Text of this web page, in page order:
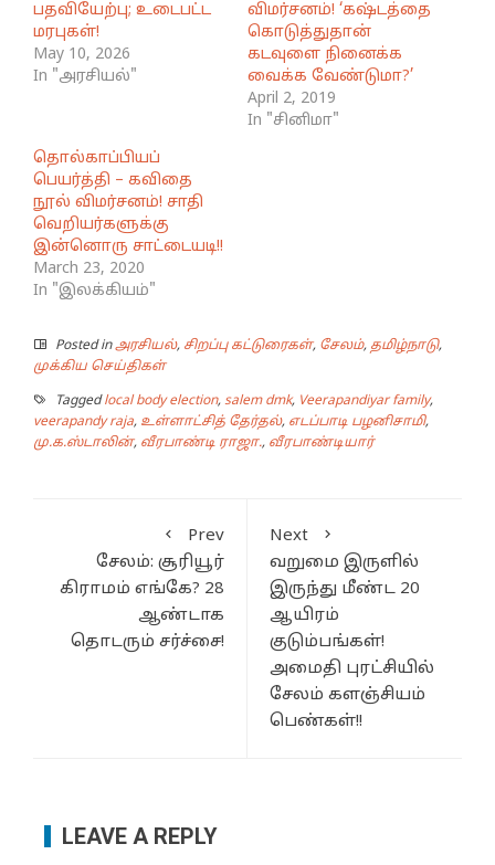
பதவியேற்பு; உடைபட்ட
மரபுகள்!
May 10, 2026
In "அரசியல்"
விமர்சனம்! ‘கஷ்டத்தை
கொடுத்துதான்
கடவுளை நினைக்க
வைக்க வேண்டுமா?’
April 2, 2019
In "சினிமா"
தொல்காப்பியப்
பெயர்த்தி – கவிதை
நூல் விமர்சனம்! சாதி
வெறியர்களுக்கு
இன்னொரு சாட்டையடி!!
March 23, 2020
In "இலக்கியம்"
Posted inஅரசியல், சிறப்பு கட்டுரைகள், சேலம், தமிழ்நாடு,
முக்கிய செய்திகள்
Taggedlocal body election, salem dmk, Veerapandiyar family,
veerapandy raja, உள்ளாட்சித் தேர்தல், எடப்பாடி பழனிசாமி,
மு.க.ஸ்டாலின், வீரபாண்டி ராஜா., வீரபாண்டியார்
Prev
சேலம்: சூரியூர்
கிராமம் எங்கே? 28
ஆண்டாக
தொடரும் சர்ச்சை!
Next
வறுமை இருளில்
இருந்து மீண்ட 20
ஆயிரம்
குடும்பங்கள்!
அமைதி புரட்சியில்
சேலம் களஞ்சியம்
பெண்கள்!!
LEAVE A REPLY